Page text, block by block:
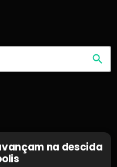
search
na descida